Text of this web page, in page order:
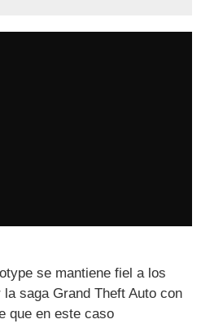
se mantiene fiel a los
saga Grand Theft Auto con
que en este caso